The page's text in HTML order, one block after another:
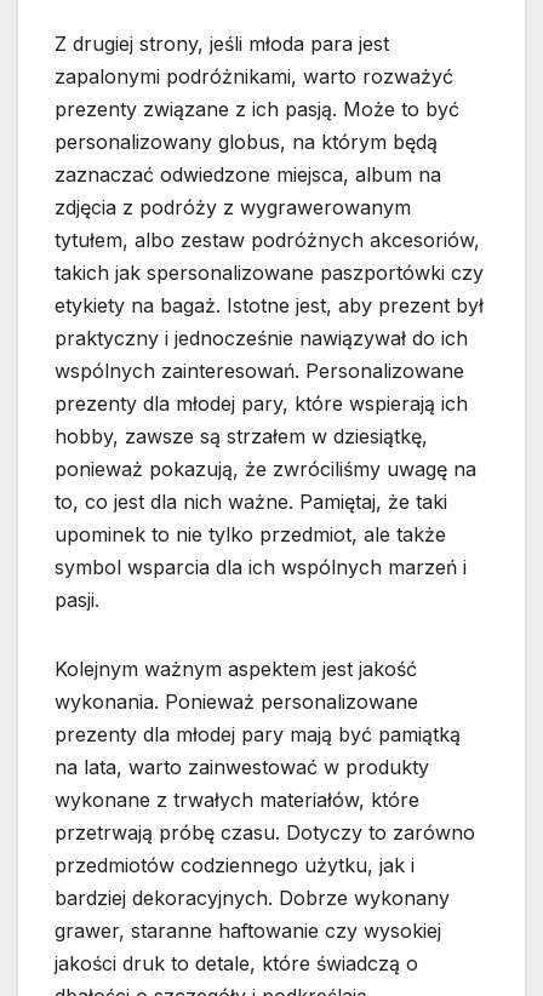
Z drugiej strony, jeśli młoda para jest
zapalonymi podróżnikami, warto rozważyć
prezenty związane z ich pasją. Może to być
personalizowany globus, na którym będą
zaznaczać odwiedzone miejsca, album na
zdjęcia z podróży z wygrawerowanym
tytułem, albo zestaw podróżnych akcesoriów,
takich jak spersonalizowane paszportówki czy
etykiety na bagaż. Istotne jest, aby prezent był
praktyczny i jednocześnie nawiązywał do ich
wspólnych zainteresowań. Personalizowane
prezenty dla młodej pary, które wspierają ich
hobby, zawsze są strzałem w dziesiątkę,
ponieważ pokazują, że zwróciliśmy uwagę na
to, co jest dla nich ważne. Pamiętaj, że taki
upominek to nie tylko przedmiot, ale także
symbol wsparcia dla ich wspólnych marzeń i
pasji.
Kolejnym ważnym aspektem jest jakość
wykonania. Ponieważ personalizowane
prezenty dla młodej pary mają być pamiątką
na lata, warto zainwestować w produkty
wykonane z trwałych materiałów, które
przetrwają próbę czasu. Dotyczy to zarówno
przedmiotów codziennego użytku, jak i
bardziej dekoracyjnych. Dobrze wykonany
grawer, staranne haftowanie czy wysokiej
jakości druk to detale, które świadczą o